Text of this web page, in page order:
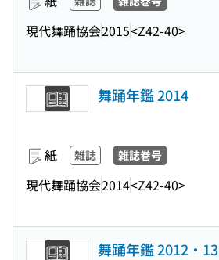
現代舞踊協会2015<Z42-40>
舞踊年鑑 2014
紙 雑誌 雑誌巻号
現代舞踊協会2014<Z42-40>
舞踊年鑑 2012・13